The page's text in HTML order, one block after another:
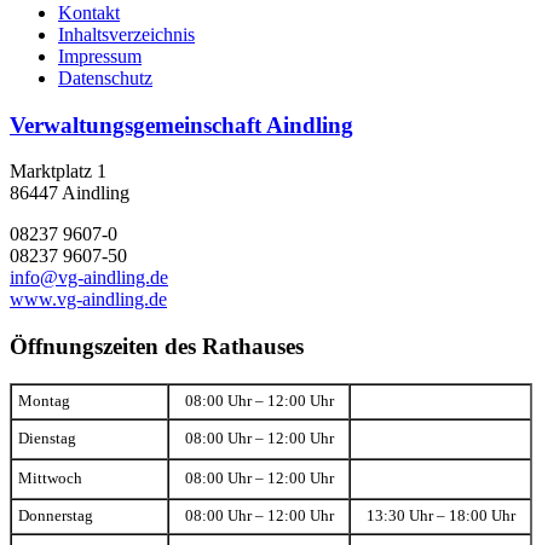
Kontakt
Inhaltsverzeichnis
Impressum
Datenschutz
Verwaltungsgemeinschaft Aindling
Marktplatz 1
86447 Aindling
08237 9607-0
08237 9607-50
info@vg-aindling.de
www.vg-aindling.de
Öffnungszeiten des Rathauses
Montag 08:00 Uhr – 12:00 Uhr
Dienstag 08:00 Uhr – 12:00 Uhr
Mittwoch 08:00 Uhr – 12:00 Uhr
Donnerstag 08:00 Uhr – 12:00 Uhr 13:30 Uhr – 18:00 Uhr